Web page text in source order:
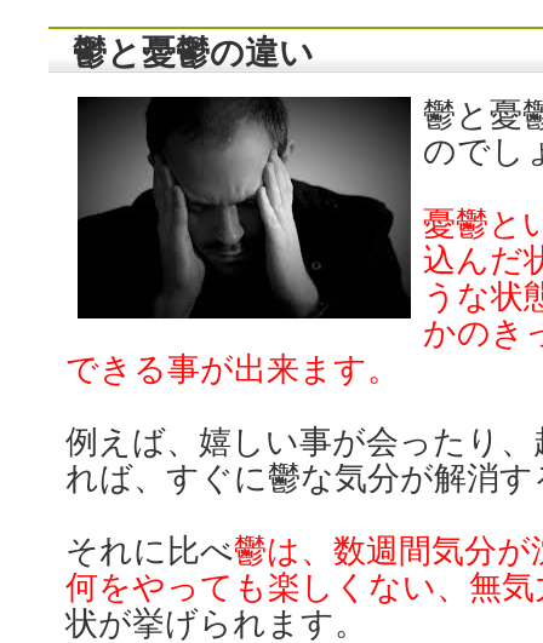
鬱と憂鬱の違い
鬱と憂
のでし
憂鬱と
込んだ
うな状
かのき
できる事が出来ます。
例えば、嬉しい事が会ったり
れば、すぐに鬱な気分が解消
それに比べ鬱は、数週間気分
何をやっても楽しくない、無
状が挙げられます。